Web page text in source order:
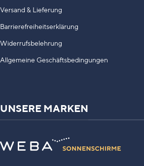
Versand & Lieferung
Barrierefreiheitserklärung
Widerrufsbelehrung
Allgemeine Geschäftsbedingungen
UNSERE MARKEN